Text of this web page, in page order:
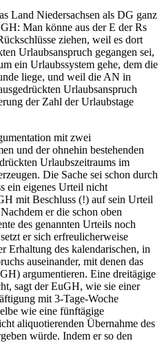
Land Niedersachsen als DG ganz
Man könne aus der E der Rs
ziehen, weil es dort
Urlaubsanspruch gegangen sei,
ein Urlaubssystem gehe, dem die
liege, und weil die AN in
Urlaubsanspruch
der Zahl der Urlaubstage
mit zwei
und der ohnehin bestehenden
Urlaubszeitraums im
Die Sache sei schon durch
ein eigenes Urteil nicht
mit Beschluss (!) auf sein Urteil
er die schon oben
des genannten Urteils noch
er sich erfreulicherweise
Erhaltung des kalendarischen, in
auseinander, mit denen das
argumentieren. Eine dreitägige
sagt der EuGH, wie sie einer
mit 3-Tage-Woche
wie eine fünftägige
aliquotierenden Übernahme des
würde. Indem er so den